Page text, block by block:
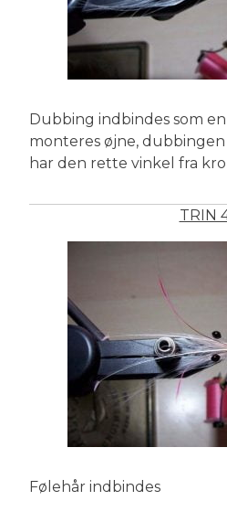
Dubbing indbindes som
monteres øjne,
har den rette vinkel fra
TRIN
Følehår indbindes